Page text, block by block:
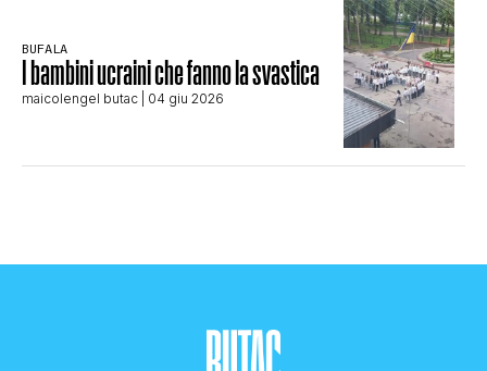
BUFALA
I bambini ucraini che fanno la svastica
maicolengel butac | 04 giu 2026